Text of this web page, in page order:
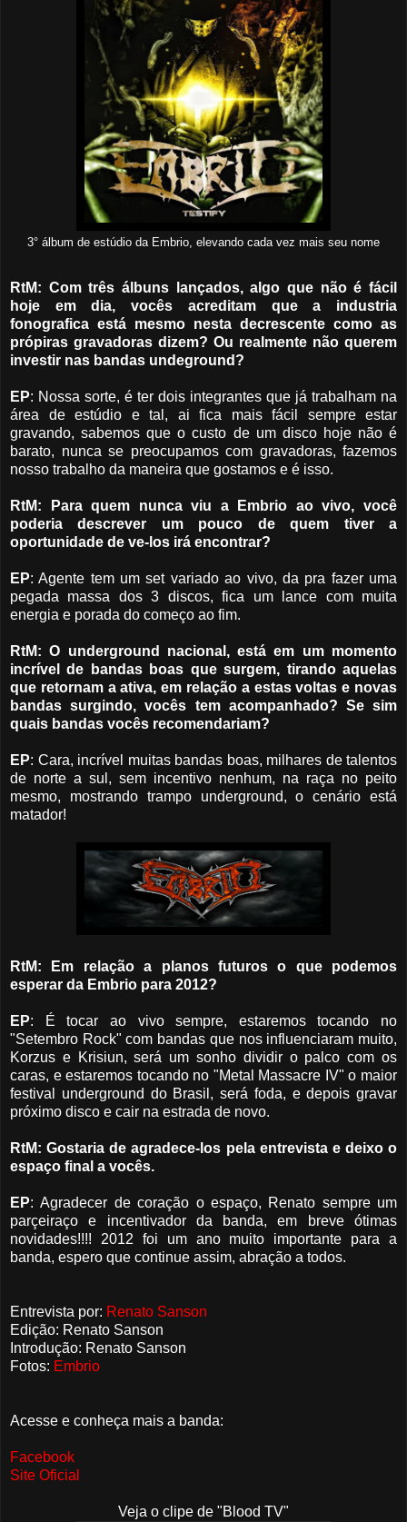
3° álbum de estúdio da Embrio, elevando cada vez mais seu nome
RtM: Com três álbuns lançados, algo que não é fácil
hoje em dia, vocês acreditam que a industria
fonografica está mesmo nesta decrescente como as
própiras gravadoras dizem? Ou realmente não querem
investir nas bandas undeground?
EP: Nossa sorte, é ter dois integrantes que já trabalham na
área de estúdio e tal, ai fica mais fácil sempre estar
gravando, sabemos que o custo de um disco hoje não é
barato, nunca se preocupamos com gravadoras, fazemos
nosso trabalho da maneira que gostamos e é isso.
RtM: Para quem nunca viu a Embrio ao vivo, você
poderia descrever um pouco de quem tiver a
oportunidade de ve-los irá encontrar?
EP: Agente tem um set variado ao vivo, da pra fazer uma
pegada massa dos 3 discos, fica um lance com muita
energia e porada do começo ao fim.
RtM: O underground nacional, está em um momento
incrível de bandas boas que surgem, tirando aquelas
que retornam a ativa, em relação a estas voltas e novas
bandas surgindo, vocês tem acompanhado? Se sim
quais bandas vocês recomendariam?
EP: Cara, incrível muitas bandas boas, milhares de talentos
de norte a sul, sem incentivo nenhum, na raça no peito
mesmo, mostrando trampo underground, o cenário está
matador!
RtM: Em relação a planos futuros o que podemos
esperar da Embrio para 2012?
EP: É tocar ao vivo sempre, estaremos tocando no
"Setembro Rock" com bandas que nos influenciaram muito,
Korzus e Krisiun, será um sonho dividir o palco com os
caras, e estaremos tocando no "Metal Massacre IV" o maior
festival underground do Brasil, será foda, e depois gravar
próximo disco e cair na estrada de novo.
RtM: Gostaria de agradece-los pela entrevista e deixo o
espaço final a vocês.
EP: Agradecer de coração o espaço, Renato sempre um
parçeiraço e incentivador da banda,em breve ótimas
novidades!!!! 2012 foi um ano muito importante para a
banda, espero que continue assim, abração a todos.
Entrevista por: Renato Sanson
Edição: Renato Sanson
Introdução: Renato Sanson
Fotos: Embrio
Acesse e conheça mais a banda:
Facebook
Site Oficial
Veja o clipe de "Blood TV"